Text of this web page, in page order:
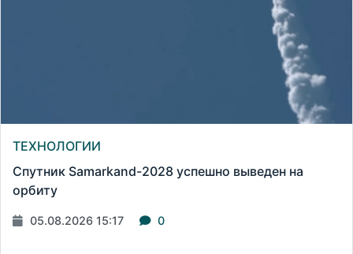
ТЕХНОЛОГИИ
Спутник Samarkand-2028 успешно выведен на
орбиту
05.08.2026 15:17 0